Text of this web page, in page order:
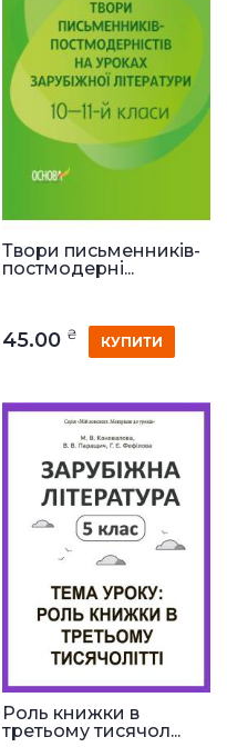
Твори письменників-
постмодерні...
45.00 ₴ КУПИТИ
Роль книжки в
третьому тисячол...